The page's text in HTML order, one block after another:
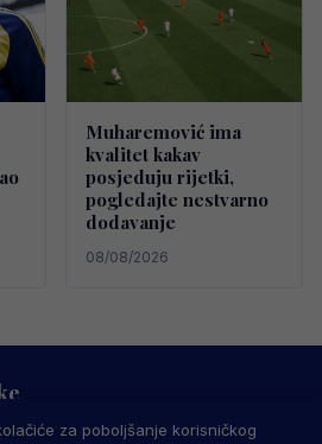
Muharemović ima
kvalitet kakav
posjeduju rijetki,
pogledajte nestvarno
dodavanje
08/08/2026
USLOVI KORIŠTENJA
za poboljšanje korisničkog